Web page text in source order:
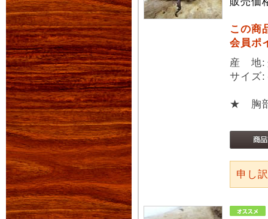
この商
会員ポ
産 地:
サイ
★ 胸部
申し